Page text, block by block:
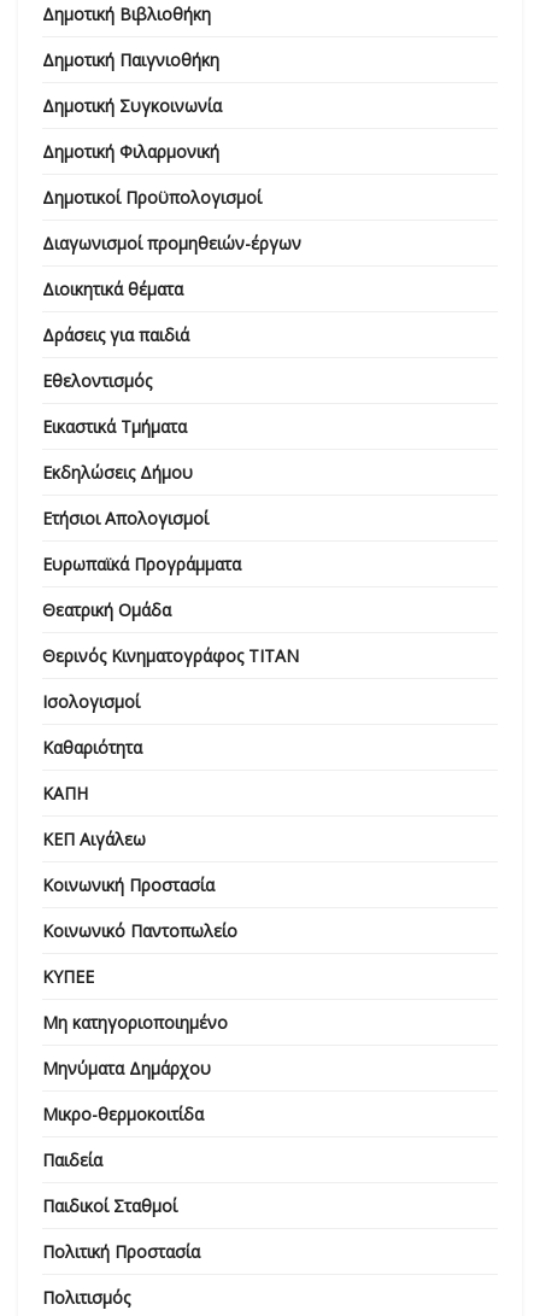
Δημοτική Βιβλιοθήκη
Δημοτική Παιγνιοθήκη
Δημοτική Συγκοινωνία
Δημοτική Φιλαρμονική
Δημοτικοί Προϋπολογισμοί
Διαγωνισμοί προμηθειών-έργων
Διοικητικά θέματα
Δράσεις για παιδιά
Εθελοντισμός
Εικαστικά Τμήματα
Εκδηλώσεις Δήμου
Ετήσιοι Απολογισμοί
Ευρωπαϊκά Προγράμματα
Θεατρική Ομάδα
Θερινός Κινηματογράφος ΤΙΤΑΝ
Ισολογισμοί
Καθαριότητα
ΚΑΠΗ
ΚΕΠ Αιγάλεω
Κοινωνική Προστασία
Κοινωνικό Παντοπωλείο
ΚΥΠΕΕ
Μη κατηγοριοποιημένο
Μηνύματα Δημάρχου
Μικρο-θερμοκοιτίδα
Παιδεία
Παιδικοί Σταθμοί
Πολιτική Προστασία
Πολιτισμός